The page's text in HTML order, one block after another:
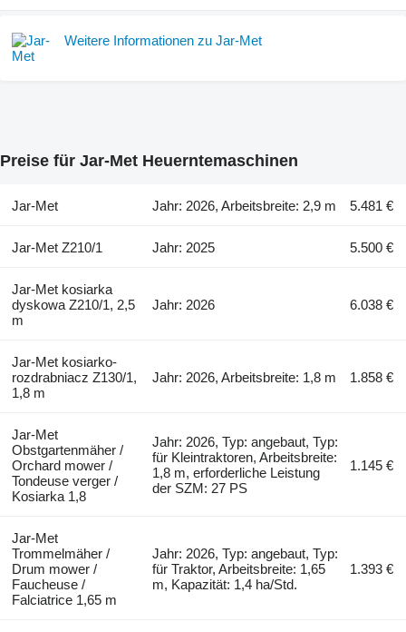
Weitere Informationen zu Jar-Met
Preise für Jar-Met Heuerntemaschinen
Jar-Met Jahr: 2026, Arbeitsbreite: 2,9 m 5.481 €
Jar-Met Z210/1 Jahr: 2025 5.500 €
Jar-Met kosiarka
dyskowa Z210/1, 2,5
m
Jahr: 2026 6.038 €
Jar-Met kosiarko-
rozdrabniacz Z130/1,
1,8 m
Jahr: 2026, Arbeitsbreite: 1,8 m 1.858 €
Jar-Met
Obstgartenmäher /
Orchard mower /
Tondeuse verger /
Kosiarka 1,8
Jahr: 2026, Typ: angebaut, Typ:
für Kleintraktoren, Arbeitsbreite:
1,8 m, erforderliche Leistung
der SZM: 27 PS
1.145 €
Jar-Met
Trommelmäher /
Drum mower /
Faucheuse /
Falciatrice 1,65 m
Jahr: 2026, Typ: angebaut, Typ:
für Traktor, Arbeitsbreite: 1,65
m, Kapazität: 1,4 ha/Std.
1.393 €